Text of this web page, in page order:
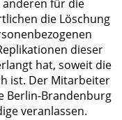
für die
die Löschung
dieser
hat, soweit die
ist. Der Mitarbeiter
Berlin-Brandenburg
veranlassen.